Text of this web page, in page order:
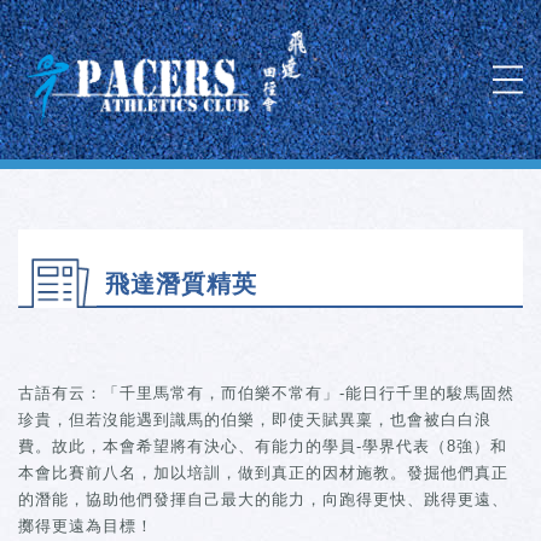
飛達潛質精英
古語有云：「千里馬常有，而伯樂不常有」-能日行千里的駿馬固然
珍貴，但若沒能遇到識馬的伯樂，即使天賦異稟，也會被白白浪
費。故此，本會希望將有決心、有能力的學員-學界代表（8強）和
本會比賽前八名，加以培訓，做到真正的因材施教。發掘他們真正
的潛能，協助他們發揮自己最大的能力，向跑得更快、跳得更遠、
擲得更遠為目標！